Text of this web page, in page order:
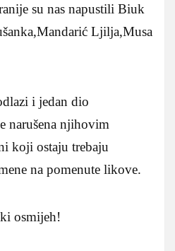
su nas napustili Biuk
Ljilja,Musa
i jedan dio
narušena njihovim
koji ostaju trebaju
na pomenute likove.
osmijeh!